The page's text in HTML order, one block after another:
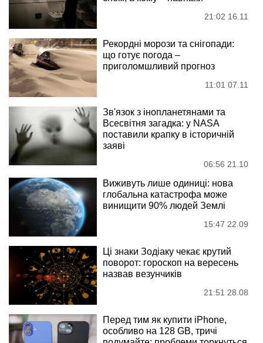
21:02 16.11
Рекордні морози та снігопади:
що готує погода –
приголомшливий прогноз
11:01 07.11
Зв'язок з інопланетянами та
Всесвітня загадка: у NASA
поставили крапку в історичній
заяві
06:56 21.10
Виживуть лише одиниці: нова
глобальна катастрофа може
винищити 90% людей Землі
15:47 22.09
Ці знаки Зодіаку чекає крутий
поворот: гороскоп на вересень
назвав везунчиків
21:51 28.08
Перед тим як купити iPhone,
особливо на 128 GB, тричі